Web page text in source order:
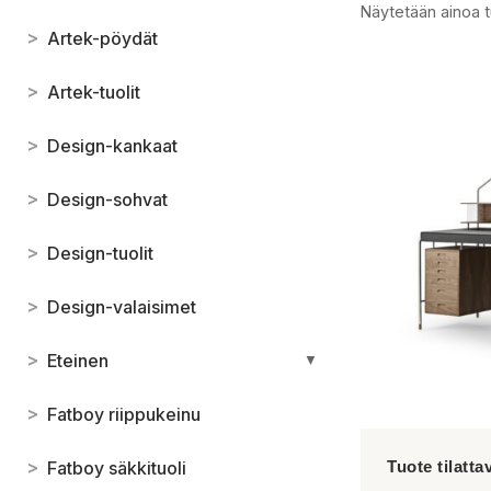
> Artek-pöydät
> Artek-tuolit
> Design-kankaat
> Design-sohvat
> Design-tuolit
> Design-valaisimet
> Eteinen ▼
> Fatboy riippukeinu
> Fatboy säkkituoli
Näytetään ainoa